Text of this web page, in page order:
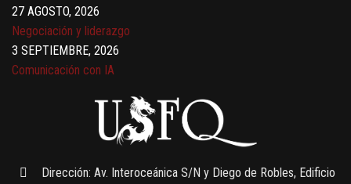
27 AGOSTO, 2026
Negociación y liderazgo
3 SEPTIEMBRE, 2026
Comunicación con IA
Gobernanza de datos
13 AGOSTO, 2026
Finanzas para no financieros
Dirección: Av. Interoceánica S/N y Diego de Robles, Edificio